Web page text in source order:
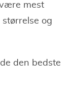
mest
og
den bedste